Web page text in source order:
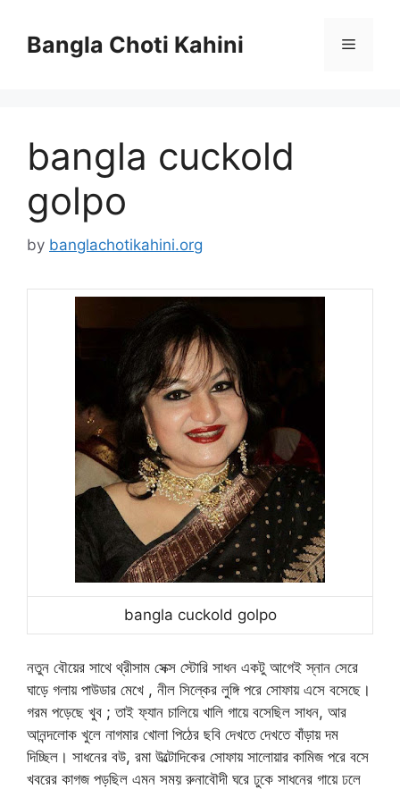
contentBangla Choti Kahini Menu
bangla cuckold
golpo
by banglachotikahini.org
bangla cuckold golpo
নতুন বৌয়ের সাথে থ্রীসাম সেক্স স্টোরি সাধন একটু আগেই স্নান সেরে
ঘাড়ে গলায় পাউডার মেখে , নীল সিল্কের লুঙ্গি পরে সোফায় এসে বসেছে।
গরম পড়েছে খুব ; তাই ফ্যান চালিয়ে খালি গায়ে বসেছিল সাধন, আর
আনন্দলোক খুলে নাগমার খোলা পিঠের ছবি দেখতে দেখতে বাঁড়ায় দম
দিচ্ছিল। সাধনের বউ, রমা উল্টোদিকের সোফায় সালোয়ার কামিজ পরে বসে
খবরের কাগজ পড়ছিল এমন সময় রুনাবৌদী ঘরে ঢুকে সাধনের গায়ে ঢলে